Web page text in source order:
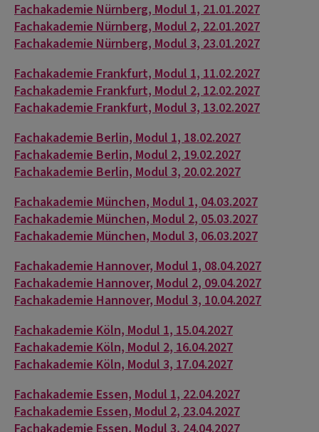
Fachakademie Nürnberg, Modul 1, 21.01.2027
Fachakademie Nürnberg, Modul 2, 22.01.2027
Fachakademie Nürnberg, Modul 3, 23.01.2027
Fachakademie Frankfurt, Modul 1, 11.02.2027
Fachakademie Frankfurt, Modul 2, 12.02.2027
Fachakademie Frankfurt, Modul 3, 13.02.2027
Fachakademie Berlin, Modul 1, 18.02.2027
Fachakademie Berlin, Modul 2, 19.02.2027
Fachakademie Berlin, Modul 3, 20.02.2027
Fachakademie München, Modul 1, 04.03.2027
Fachakademie München, Modul 2, 05.03.2027
Fachakademie München, Modul 3, 06.03.2027
Fachakademie Hannover, Modul 1, 08.04.2027
Fachakademie Hannover, Modul 2, 09.04.2027
Fachakademie Hannover, Modul 3, 10.04.2027
Fachakademie Köln, Modul 1, 15.04.2027
Fachakademie Köln, Modul 2, 16.04.2027
Fachakademie Köln, Modul 3, 17.04.2027
Fachakademie Essen, Modul 1, 22.04.2027
Fachakademie Essen, Modul 2, 23.04.2027